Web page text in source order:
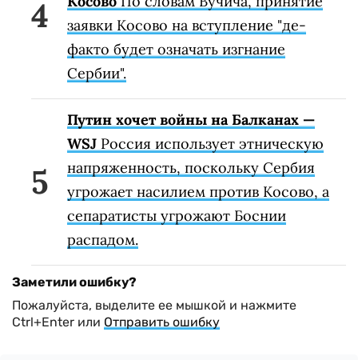
заявки Косово на вступление "де-
факто будет означать изгнание
Сербии".
Путин хочет войны на Балканах —
WSJ Россия использует этническую
напряженность, поскольку Сербия
угрожает насилием против Косово, а
сепаратисты угрожают Боснии
распадом.
Заметили ошибку?
Пожалуйста, выделите ее мышкой и нажмите
Ctrl+Enter или Отправить ошибку